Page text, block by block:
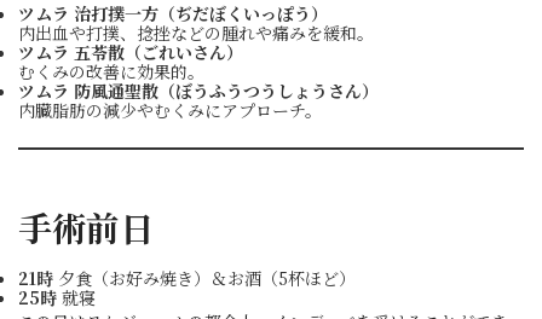
ツムラ 治打撲一方（ぢだぼくいっぽう）
内出血や打撲、捻挫などの腫れや痛みを緩和。
ツムラ 五苓散（ごれいさん）
むくみの改善に効果的。
ツムラ 防風通聖散（ぼうふうつうしょうさん）
内臓脂肪の減少やむくみにアプローチ。
手術前日
21時 夕食（お好み焼き）＆お酒（5杯ほど）
25時 就寝